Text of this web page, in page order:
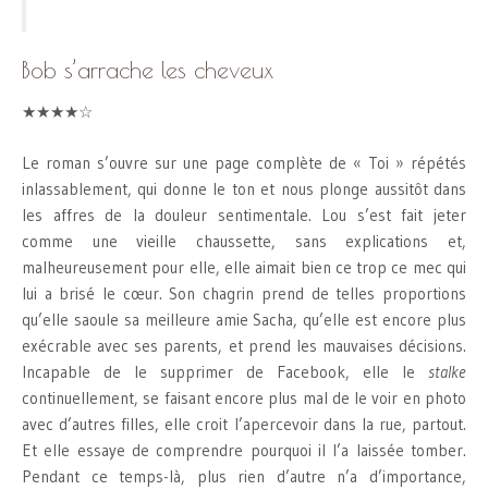
Bob s’arrache les cheveux
★★★★☆
Le roman s’ouvre sur une page complète de « Toi » répétés
inlassablement, qui donne le ton et nous plonge aussitôt dans
les affres de la douleur sentimentale. Lou s’est fait jeter
comme une vieille chaussette, sans explications et,
malheureusement pour elle, elle aimait bien ce trop ce mec qui
lui a brisé le cœur. Son chagrin prend de telles proportions
qu’elle saoule sa meilleure amie Sacha, qu’elle est encore plus
exécrable avec ses parents, et prend les mauvaises décisions.
Incapable de le supprimer de Facebook, elle le stalke
continuellement, se faisant encore plus mal de le voir en photo
avec d’autres filles, elle croit l’apercevoir dans la rue, partout.
Et elle essaye de comprendre pourquoi il l’a laissée tomber.
Pendant ce temps-là, plus rien d’autre n’a d’importance,